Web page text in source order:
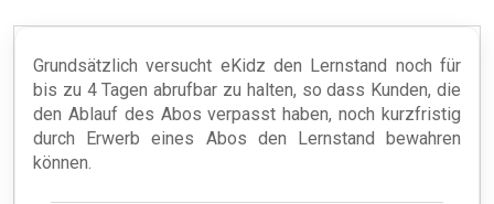
Grundsätzlich versucht eKidz den Lernstand noch für
bis zu 4 Tagen abrufbar zu halten, so dass Kunden, die
den Ablauf des Abos verpasst haben, noch kurzfristig
durch Erwerb eines Abos den Lernstand bewahren
können.